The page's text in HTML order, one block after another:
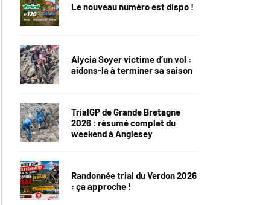
Le nouveau numéro est dispo !
Alycia Soyer victime d’un vol :
aidons-la à terminer sa saison
TrialGP de Grande Bretagne
2026 : résumé complet du
weekend à Anglesey
Randonnée trial du Verdon 2026
: ça approche !